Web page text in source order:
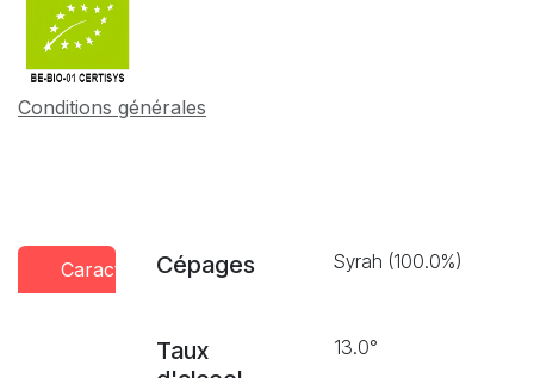
Conditions générales
Caractéristiques
Conseils
Presse
Cépages Syrah (100.0%)
Taux
13.0°